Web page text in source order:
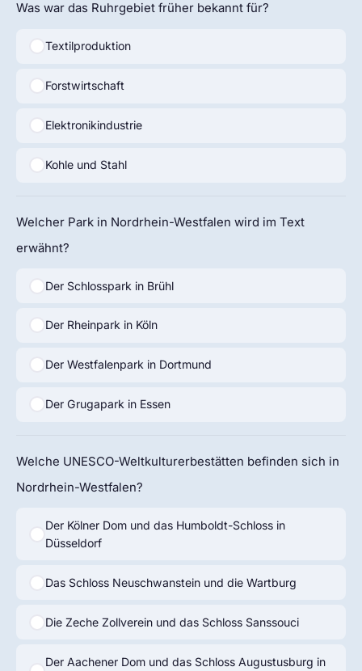
Was war das Ruhrgebiet früher bekannt für?
Textilproduktion
Forstwirtschaft
Elektronikindustrie
Kohle und Stahl
Welcher Park in Nordrhein-Westfalen wird im Text
erwähnt?
Der Schlosspark in Brühl
Der Rheinpark in Köln
Der Westfalenpark in Dortmund
Der Grugapark in Essen
Welche UNESCO-Weltkulturerbestätten befinden sich in
Nordrhein-Westfalen?
Der Kölner Dom und das Humboldt-Schloss in
Düsseldorf
Das Schloss Neuschwanstein und die Wartburg
Die Zeche Zollverein und das Schloss Sanssouci
Der Aachener Dom und das Schloss Augustusburg in